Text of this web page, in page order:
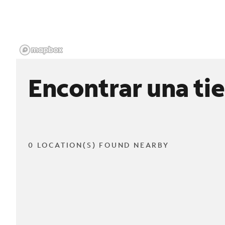
Encontrar una
0 LOCATION(S) FOUND NEARBY